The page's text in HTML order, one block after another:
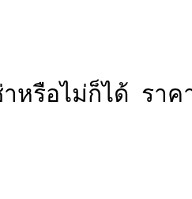
หรือไม่ก็ได้ รา